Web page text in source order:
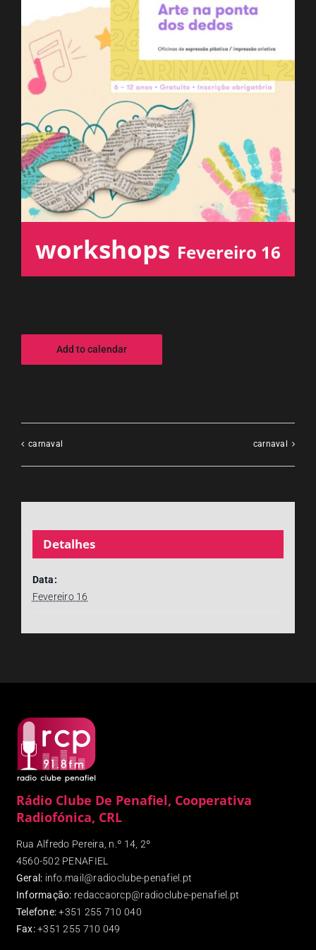
ESPAÇO OUVINTE
A RCP
OUVIR
workshops Fevereiro 16
Add to calendar
carnaval carnaval
Detalhes
Data:
Fevereiro 16
Rádio Clube De Penafiel, Cooperativa
Radiofónica, CRL
Rua Alfredo Pereira, n.º 14, 2º
4560-502 PENAFIEL
Geral: info.mail@radioclube-penafiel.pt
Informação: redaccaorcp@radioclube-penafiel.pt
Telefone: +351 255 710 040
Fax:+351 255 710 049